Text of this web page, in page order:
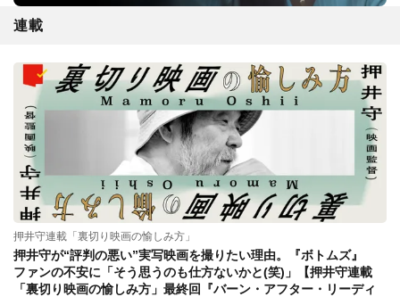
連載
押井守連載「裏切り映画の愉しみ方」
押井守が“評判の悪い”実写映画を撮りたい理由。『ボトムズ』
ファンの不安に「そう思うのも仕方ないかと(笑)」【押井守連載
「裏切り映画の愉しみ方」最終回『バーン・アフター・リーディ